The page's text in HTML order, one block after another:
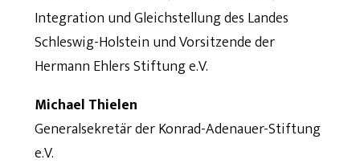
Integration und Gleichstellung des Landes
Schleswig-Holstein und Vorsitzende der
Hermann Ehlers Stiftung e.V.
Michael Thielen
Generalsekretär der Konrad-Adenauer-Stiftung
e.V.